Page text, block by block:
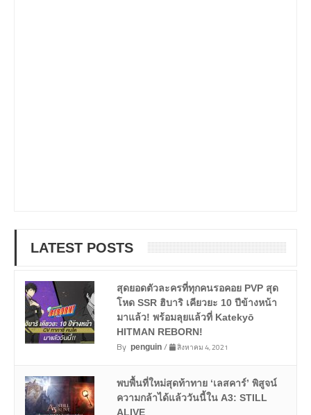
LATEST POSTS
สุดยอดตัวละครที่ทุกคนรอคอย PVP สุด
โหด SSR ฮิบาริ เคียวยะ 10 ปีข้างหน้า
มาแล้ว! พร้อมลุยแล้วที่ Katekyō
HITMAN REBORN!
By penguin/ สิงหาคม 4, 2021
พบพื้นที่ใหม่สุดท้าทาย ‘เลสคาร์’ พิสูจน์
ความกล้าได้แล้ววันนี้ใน A3: STILL
ALIVE